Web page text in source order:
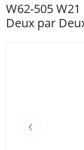
W62-505
Deux par
‹
Обхват